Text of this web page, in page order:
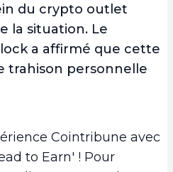
du crypto outlet
la situation. Le
a affirmé que cette
trahison personnelle
Cointribune avec
to Earn' ! Pour